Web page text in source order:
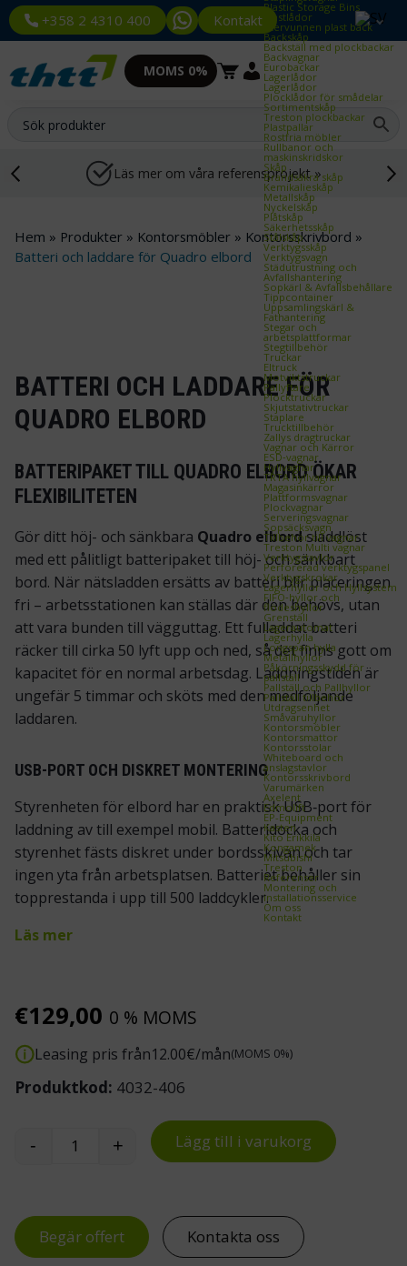
+358 2 4310 400 Kontakt
Plastic Storage Bins
Plastlådor
Återvunnen plast back
Backskåp
Backställ med plockbackar
Backvagnar
Eurobackar
Lagerlådor
Lagerlådor
Plocklådor för smådelar
Sortimentskåp
Treston plockbackar
Plastpallar
Rostfria möbler
Rullbanor och
maskinskridskor
Skåp
Brandsäkra skåp
Kemikalieskåp
Metallskåp
Nyckelskåp
Plåtskåp
Säkerhetsskåp
Stålskåp
Verktygsskåp
Verktygsvagn
Städutrustning och
Avfallshantering
Sopkärl & Avfallsbehållare
Tippcontainer
Uppsamlingskärl &
Fathantering
Stegar och
arbetsplattformar
Stegtillbehör
Truckar
Eltruck
Motviktstruckar
Pallyftare
Plocktruckar
Skjutstativtruckar
Staplare
Trucktillbehör
Zallys dragtruckar
Vagnar och Kärror
ESD‑vagnar
Hyllvagnar
TRTA hyllvagnar
Magasinkärror
Plattformsvagnar
Plockvagnar
Serveringsvagnar
Sopsäcksvagn
Tillbehör till vagnar
Treston Multi vagnar
Verktygstavlor
Perforerad verktygspanel
Verktygskrokar
Lagerhyllor och Hyllsystem
FIFO‑hyllor och
flödeshyllor
Grenställ
Lagerautomat
Lagerhylla
Longspan hylla
Metallhyllor
Påkörningsskydd för
pallställ
Pallställ och Pallhyllor
Pallställ tillbehör
Utdragsenhet
Småvaruhyllor
Kontorsmöbler
Kontorsmattor
Kontorsstolar
Whiteboard och
anslagstavlor
Kontorsskrivbord
Varumärken
Axelent
Edmolift
EP-Equipment
Kasten
Kito Erikkilä
Kongamek
Mitsubishi
Treston
Referenser
Montering och
installationsservice
Om oss
Kontakt
MOMS 0%
Läs mer om våra referensprojekt »
Hem » Produkter » Kontorsmöbler » Kontorsskrivbord »
Batteri och laddare för Quadro elbord
BATTERI OCH LADDARE FÖR
QUADRO ELBORD
BATTERIPAKET TILL QUADRO ELBORD ÖKAR
FLEXIBILITETEN
Gör ditt höj- och sänkbara Quadro elbordsladdlöst
med ett pålitligt batteripaket till höj- och sänkbart
bord. När nätsladden ersätts av batteri blir placeringen
fri – arbetsstationen kan ställas där den behövs, utan
att vara bunden till vägguttag. Ett fulladdat batteri
räcker till cirka 50 lyft upp och ned, så det finns gott om
kapacitet för en normal arbetsdag. Laddningstiden är
ungefär 5 timmar och sköts med den medföljande
laddaren.
USB-PORT OCH DISKRET MONTERING
Styrenheten för elbord har en praktisk USB‑port för
laddning av till exempel mobil. Batteridocka och
styrenhet fästs diskret under bordsskivan och tar
ingen yta från arbetsplatsen. Batteriet behåller sin
topprestanda i upp till 500 laddcykler.
Läs mer
€129,00 0 % MOMS
Leasing pris från12.00€/mån(MOMS 0%)
Produktkod: 4032-406
Batteri och laddare för Quadro elbord mängd
- + Lägg till i varukorg
Begär offert Kontakta oss